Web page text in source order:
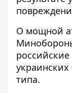
О мощной
типа.